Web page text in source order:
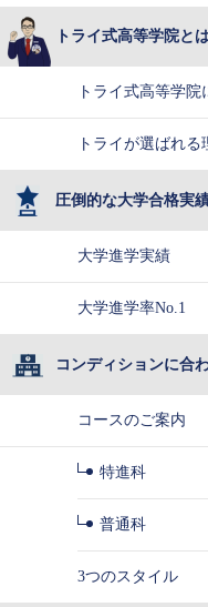
トライ式高等学院と
トライ式高等学院
トライが選ばれる
圧倒的な大学合格実
大学進学実績
大学進学率No.1
コンディションに合
コースのご案内
特進科
普通科
3つのスタイル